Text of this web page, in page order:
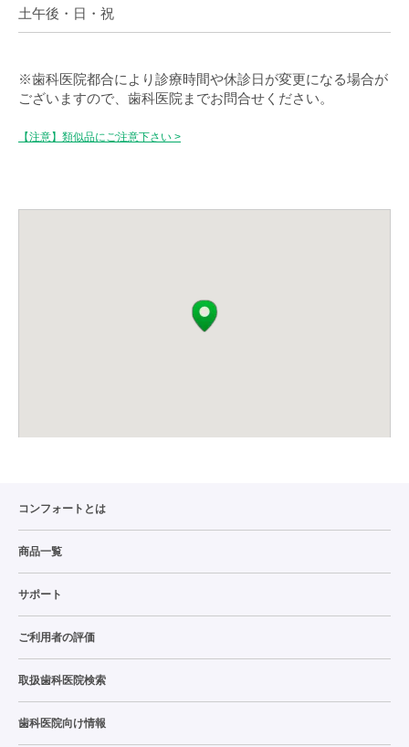
土午後・日・祝
※歯科医院都合により診療時間や休診日が変更になる場合が
ございますので、歯科医院までお問合せください。
【注意】類似品にご注意下さい >
コンフォートとは
商品一覧
サポート
ご利用者の評価
取扱歯科医院検索
歯科医院向け情報